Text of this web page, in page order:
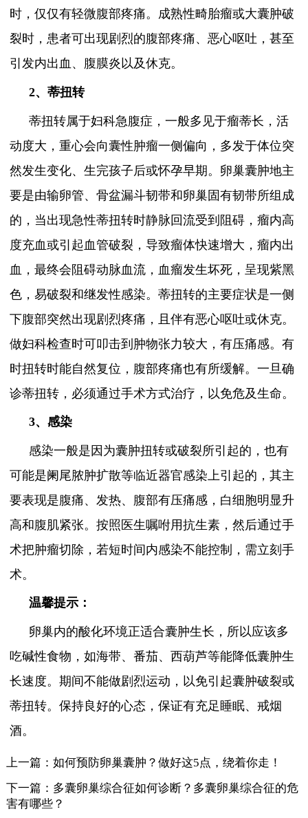
时，仅仅有轻微腹部疼痛。成熟性畸胎瘤或大囊肿破
裂时，患者可出现剧烈的腹部疼痛、恶心呕吐，甚至
引发内出血、腹膜炎以及休克。
2、蒂扭转
蒂扭转属于妇科急腹症，一般多见于瘤蒂长，活
动度大，重心会向囊性肿瘤一侧偏向，多发于体位突
然发生变化、生完孩子后或怀孕早期。卵巢囊肿地主
要是由输卵管、骨盆漏斗韧带和卵巢固有韧带所组成
的，当出现急性蒂扭转时静脉回流受到阻碍，瘤内高
度充血或引起血管破裂，导致瘤体快速增大，瘤内出
血，最终会阻碍动脉血流，血瘤发生坏死，呈现紫黑
色，易破裂和继发性感染。蒂扭转的主要症状是一侧
下腹部突然出现剧烈疼痛，且伴有恶心呕吐或休克。
做妇科检查时可叩击到肿物张力较大，有压痛感。有
时扭转时能自然复位，腹部疼痛也有所缓解。一旦确
诊蒂扭转，必须通过手术方式治疗，以免危及生命。
3、感染
感染一般是因为囊肿扭转或破裂所引起的，也有
可能是阑尾脓肿扩散等临近器官感染上引起的，其主
要表现是腹痛、发热、腹部有压痛感，白细胞明显升
高和腹肌紧张。按照医生嘱咐用抗生素，然后通过手
术把肿瘤切除，若短时间内感染不能控制，需立刻手
术。
温馨提示：
卵巢内的酸化环境正适合囊肿生长，所以应该多
吃碱性食物，如海带、番茄、西葫芦等能降低囊肿生
长速度。期间不能做剧烈运动，以免引起囊肿破裂或
蒂扭转。保持良好的心态，保证有充足睡眠、戒烟
酒。
上一篇： 如何预防卵巢囊肿？做好这5点，绕着你走！
下一篇： 多囊卵巢综合征如何诊断？多囊卵巢综合征的危
害有哪些？